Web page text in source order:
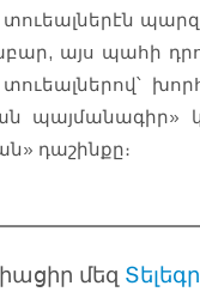
այս պահի
պայմանագիր»
դաշինքը։
մեզ